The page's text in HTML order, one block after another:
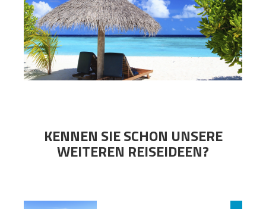
KENNEN SIE SCHON UNSERE
WEITEREN REISEIDEEN?